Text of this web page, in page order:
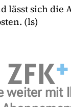
lässt sich die
(ls)
weiter mit